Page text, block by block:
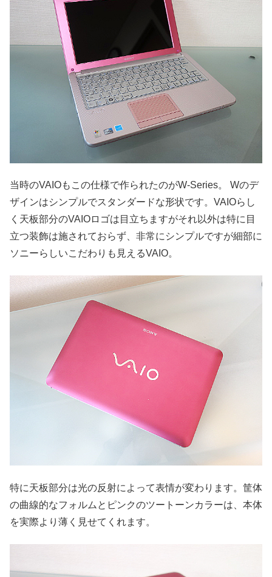
当時のVAIOもこの仕様で作られたのがW-Series。 Wのデ
ザインはシンプルでスタンダードな形状です。VAIOらし
く天板部分のVAIOロゴは目立ちますがそれ以外は特に目
立つ装飾は施されておらず、非常にシンプルですが細部に
ソニーらしいこだわりも見えるVAIO。
特に天板部分は光の反射によって表情が変わります。筐体
の曲線的なフォルムとピンクのツートーンカラーは、本体
を実際より薄く見せてくれます。